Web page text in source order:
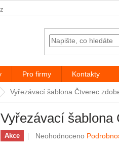
Pro firmy Kontakty
Vyřezávací šablona Čtverec
Vyřezávací šablona
Akce Průměrné hodnocení
Neohodnoceno